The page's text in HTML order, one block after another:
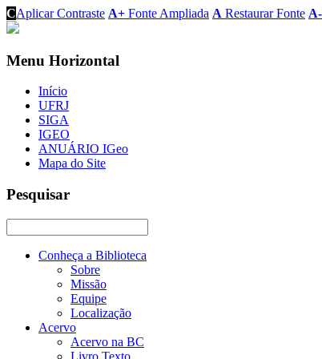
CAplicar Contraste A+ Fonte Ampliada A Restaurar Fonte A-
Menu Horizontal
Início
UFRJ
SIGA
IGEO
ANUÁRIO IGeo
Mapa do Site
Pesquisar
Conheça a Biblioteca
Sobre
Missão
Equipe
Localização
Acervo
Acervo na BC
Livro Texto